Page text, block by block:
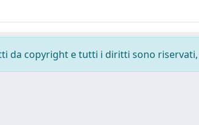
da copyright e tutti i diritti sono riservati,